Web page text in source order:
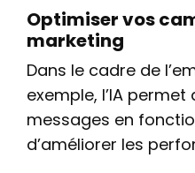
Optimiser vos
marketing
Dans le cadre de
exemple, l’IA permet
messages en
d’améliorer les